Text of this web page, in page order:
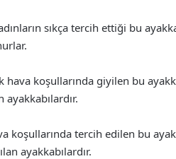
sıkça tercih ettiği bu
koşullarında giyilen bu
koşullarında tercih edilen bu
ayakkabılardır.